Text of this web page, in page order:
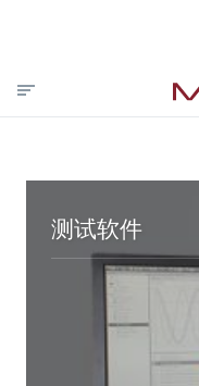
投资者关系 合作伙伴登录
MOOG.COM.CN
测试软件